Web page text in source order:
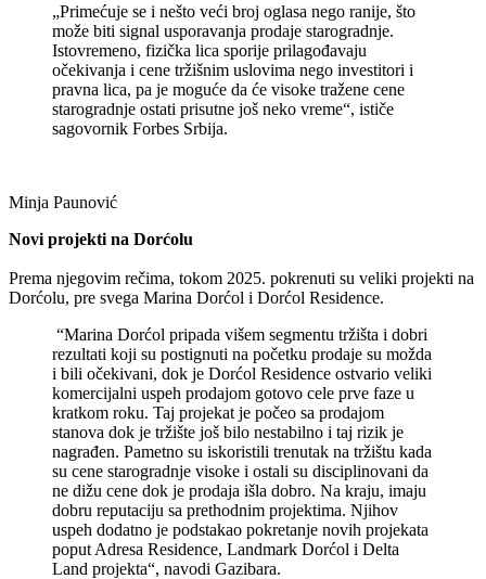
„Primećuje se i nešto veći broj oglasa nego ranije, što
može biti signal usporavanja prodaje starogradnje.
Istovremeno, fizička lica sporije prilagođavaju
očekivanja i cene tržišnim uslovima nego investitori i
pravna lica, pa je moguće da će visoke tražene cene
starogradnje ostati prisutne još neko vreme“, ističe
sagovornik Forbes Srbija.
Minja Paunović
Novi projekti na Dorćolu
Prema njegovim rečima, tokom 2025. pokrenuti su veliki projekti na
Dorćolu, pre svega Marina Dorćol i Dorćol Residence.
“Marina Dorćol pripada višem segmentu tržišta i dobri
rezultati koji su postignuti na početku prodaje su možda
i bili očekivani, dok je Dorćol Residence ostvario veliki
komercijalni uspeh prodajom gotovo cele prve faze u
kratkom roku. Taj projekat je počeo sa prodajom
stanova dok je tržište još bilo nestabilno i taj rizik je
nagrađen. Pametno su iskoristili trenutak na tržištu kada
su cene starogradnje visoke i ostali su disciplinovani da
ne dižu cene dok je prodaja išla dobro. Na kraju, imaju
dobru reputaciju sa prethodnim projektima. Njihov
uspeh dodatno je podstakao pokretanje novih projekata
poput Adresa Residence, Landmark Dorćol i Delta
Land projekta“, navodi Gazibara.